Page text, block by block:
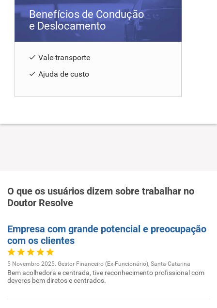
Benefícios de Condução
e Deslocamento
Vale-transporte
Ajuda de custo
O que os usuários dizem sobre trabalhar no
Doutor Resolve
Empresa com grande potencial e preocupação
com os clientes
5 Novembro 2025. Gestor Financeiro (Ex-Funcionário), Santa Catarina
Bem acolhedora e centrada, tive reconhecimento profissional com
deveres bem diretos e centrados.